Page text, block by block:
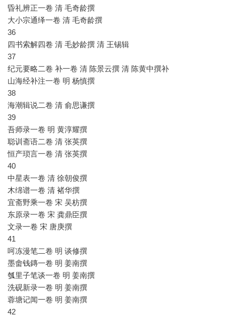
昏礼辨正一卷 清 毛奇龄撰
大小宗通绎一卷 清 毛奇龄撰
36
四书索解四卷 清 毛妙龄撰 清 王锡辑
37
纪元要略二卷 补一卷 清 陈景云撰 清 陈黄中撰补
山海经补注一卷 明 杨慎撰
38
海潮辑说二卷 清 俞思谦撰
39
吾师录一卷 明 黄淳耀撰
聪训斋语二卷 清 张英撰
恒产琐言一卷 清 张英撰
40
中星表一卷 清 徐朝俊撰
木绵谱一卷 清 褚华撰
宜斋野乘一卷 宋 吴枋撰
东原录一卷 宋 龚鼎臣撰
文录一卷 宋 唐庚撰
41
呵冻漫笔二卷 明 谈修撰
墨畬钱鏄一卷 明 姜南撰
瓠里子笔谈一卷 明 姜南撰
洗砚新录一卷 明 姜南撰
蓉塘记闻一卷 明 姜南撰
42